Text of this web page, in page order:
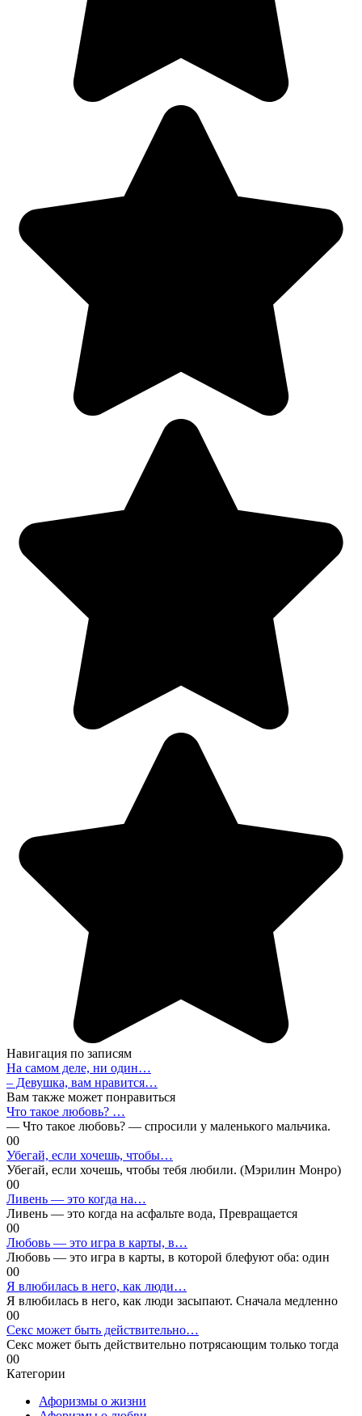
Навигация по записям
На самом деле, ни один…
– Девушка, вам нравится…
Вам также может понравиться
Что такое любовь? …
— Что такое любовь? — спросили у маленького мальчика.
00
Убегай, если хочешь, чтобы…
Убегай, если хочешь, чтобы тебя любили. (Мэрилин Монро)
00
Ливень — это когда на…
Ливень — это когда на асфальте вода, Превращается
00
Любовь — это игра в карты, в…
Любовь — это игра в карты, в которой блефуют оба: один
00
Я влюбилась в него, как люди…
Я влюбилась в него, как люди засыпают. Сначала медленно
00
Секс может быть действительно…
Секс может быть действительно потрясающим только тогда
00
Категории
Афоризмы о жизни